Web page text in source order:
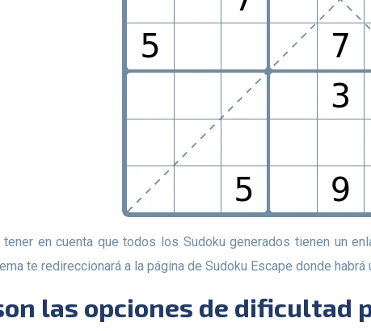
te redireccionará a la página de Sudoku Escape donde
son las opciones de